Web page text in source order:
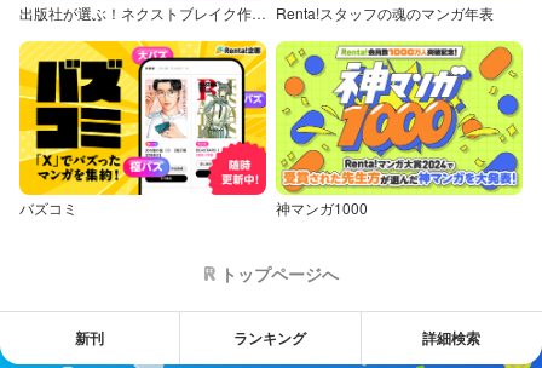
出版社が選ぶ！ネクストブレイク作品特集 Renta!スタッフの魂のマンガ年表
バズコミ 神マンガ1000
トップページへ
新刊 ランキング 詳細検索